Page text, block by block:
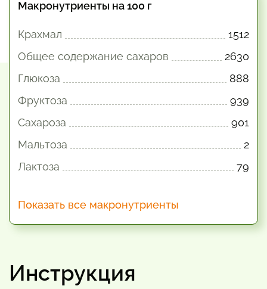
Макронутриенты на 100 г
Крахмал
1512
Общее содержание сахаров
2630
Глюкоза
888
Фруктоза
939
Сахароза
901
Мальтоза
2
Лактоза
79
Показать все макронутриенты
Инструкция